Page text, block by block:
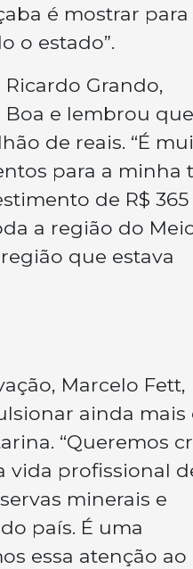
é mostrar para
o estado”.
Grando,
e lembrou
de reais. “É
para a minha
de R$ 365
a região do
que estava
Marcelo Fett,
ainda mais
“Queremos
vida profissional
minerais e
país. É uma
essa atenção ao